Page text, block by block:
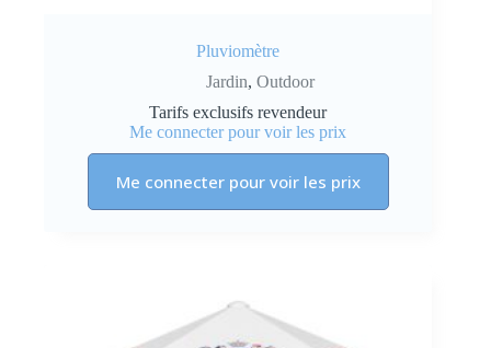
Pluviomètre
Jardin, Outdoor
Tarifs exclusifs revendeur
Me connecter pour voir les prix
Me connecter pour voir les prix